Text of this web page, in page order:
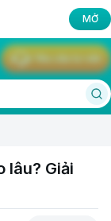
MỞ
lâu? Giải